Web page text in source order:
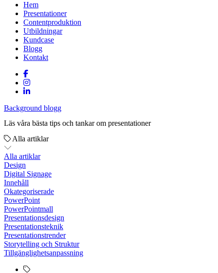
Hem
Presentationer
Contentproduktion
Utbildningar
Kundcase
Blogg
Kontakt
Background blogg
Läs våra bästa tips och tankar om presentationer
Alla artiklar
Alla artiklar
Design
Digital Signage
Innehåll
Okategoriserade
PowerPoint
PowerPointmall
Presentationsdesign
Presentationsteknik
Presentationstrender
Storytelling och Struktur
Tillgänglighetsanpassning